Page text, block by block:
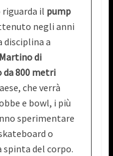
riguarda il pump
negli anni
disciplina a
di
da 800 metri
che verrà
e bowl, i più
sperimentare
o
del corpo.